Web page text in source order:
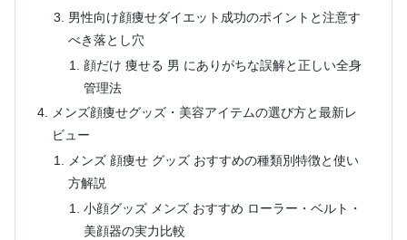
男性向け顔痩せダイエット成功のポイントと注意す
べき落とし穴
顔だけ 痩せる 男 にありがちな誤解と正しい全身
管理法
メンズ顔痩せグッズ・美容アイテムの選び方と最新レ
ビュー
メンズ 顔痩せ グッズ おすすめの種類別特徴と使い
方解説
小顔グッズ メンズ おすすめ ローラー・ベルト・
美顔器の実力比較